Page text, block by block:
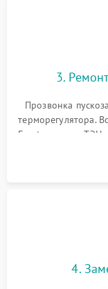
3.
Прозвонка
терморегулятора.
Frost, включая ТЭН
платы
4.